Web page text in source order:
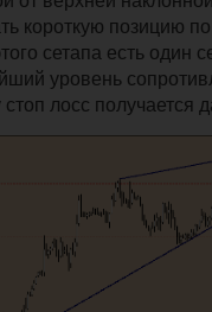
короткую позицию
сетапа есть один
уровень
лосс получается